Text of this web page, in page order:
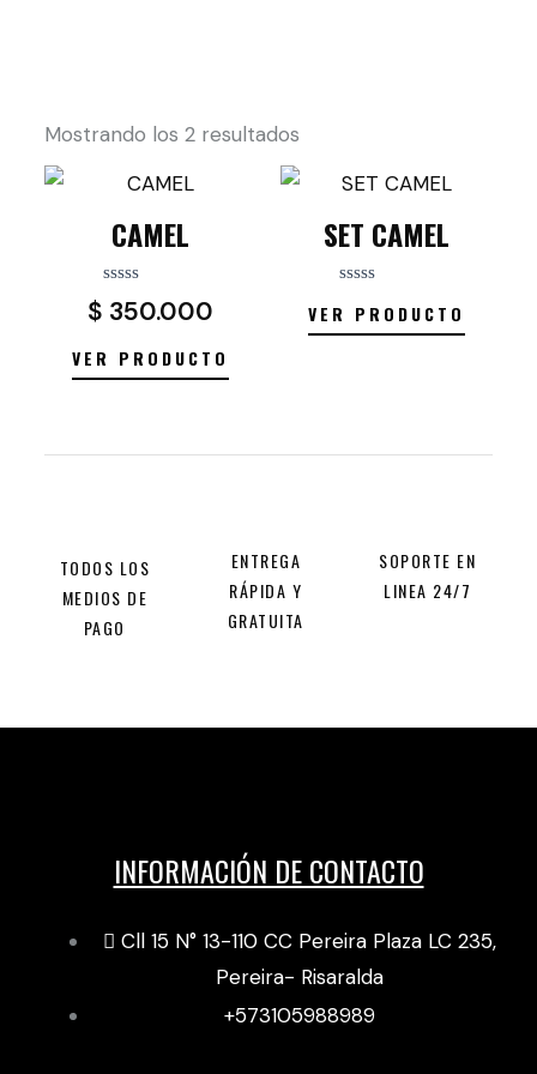
Mostrando los 2 resultados
CAMEL
Valorado
con
de
5
$ 350.000
VER PRODUCTO
SET CAMEL
con
0
VER PRODUCTO
TODOS LOS
MEDIOS DE
PAGO
ENTREGA
RÁPIDA Y
GRATUITA
SOPORTE EN
LINEA 24/7
INFORMACIÓN DE CONTACTO
Cll 15 N° 13-110 CC Pereira Plaza LC 235,
Pereira- Risaralda
+573105988989